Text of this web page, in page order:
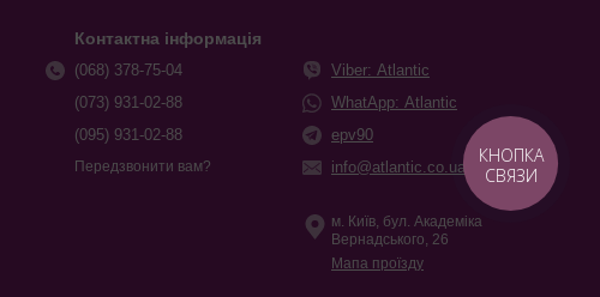
Контактна інформація
(068) 378-75-04
(073) 931-02-88
(095) 931-02-88
Передзвонити вам?
Viber: Atlantic
WhatApp: Atlantic
epv90
info@atlantic.co.ua
м. Київ, бул. Академіка
Вернадського, 26
Мапа проїзду
КНОПКА
СВЯЗИ